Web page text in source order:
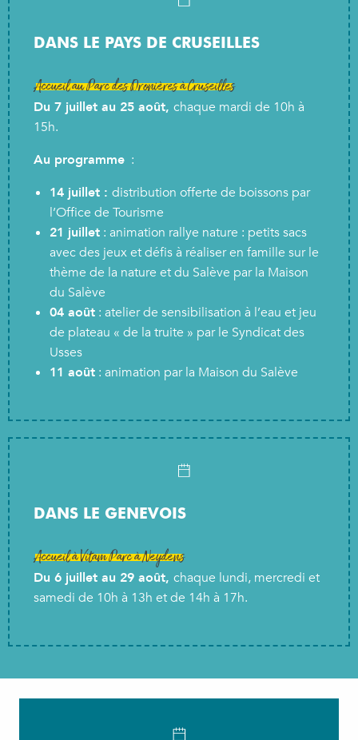
DANS LE PAYS DE CRUSEILLES
Accueil au Parc des Dronières à Cruseilles
Du 7 juillet au 25 août, chaque mardi de 10h à
15h.
Au programme :
14 juillet : distribution offerte de boissons par
l’Office de Tourisme
21 juillet : animation rallye nature : petits sacs
avec des jeux et défis à réaliser en famille sur le
thème de la nature et du Salève par la Maison
du Salève
04 août : atelier de sensibilisation à l’eau et jeu
de plateau « de la truite » par le Syndicat des
Usses
11 août : animation par la Maison du Salève
DANS LE GENEVOIS
Accueil à Vitam Parc à Neydens
Du 6 juillet au 29 août, chaque lundi, mercredi et
samedi de 10h à 13h et de 14h à 17h.